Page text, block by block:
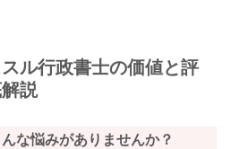
ル行政書士の価値と評
説
な悩みがありませんか？